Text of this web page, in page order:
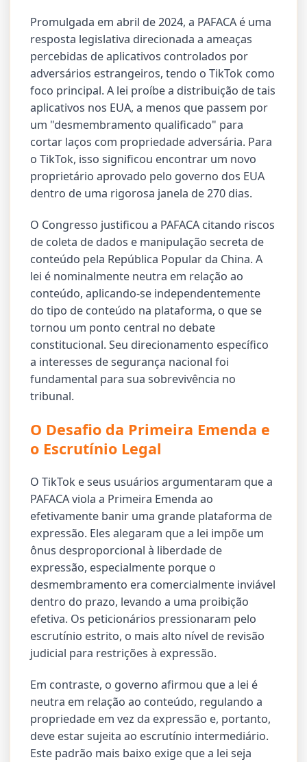
Promulgada em abril de 2024, a PAFACA é uma
resposta legislativa direcionada a ameaças
percebidas de aplicativos controlados por
adversários estrangeiros, tendo o TikTok como
foco principal. A lei proíbe a distribuição de tais
aplicativos nos EUA, a menos que passem por
um "desmembramento qualificado" para
cortar laços com propriedade adversária. Para
o TikTok, isso significou encontrar um novo
proprietário aprovado pelo governo dos EUA
dentro de uma rigorosa janela de 270 dias.
O Congresso justificou a PAFACA citando riscos
de coleta de dados e manipulação secreta de
conteúdo pela República Popular da China. A
lei é nominalmente neutra em relação ao
conteúdo, aplicando-se independentemente
do tipo de conteúdo na plataforma, o que se
tornou um ponto central no debate
constitucional. Seu direcionamento específico
a interesses de segurança nacional foi
fundamental para sua sobrevivência no
tribunal.
O Desafio da Primeira Emenda e
o Escrutínio Legal
O TikTok e seus usuários argumentaram que a
PAFACA viola a Primeira Emenda ao
efetivamente banir uma grande plataforma de
expressão. Eles alegaram que a lei impõe um
ônus desproporcional à liberdade de
expressão, especialmente porque o
desmembramento era comercialmente inviável
dentro do prazo, levando a uma proibição
efetiva. Os peticionários pressionaram pelo
escrutínio estrito, o mais alto nível de revisão
judicial para restrições à expressão.
Em contraste, o governo afirmou que a lei é
neutra em relação ao conteúdo, regulando a
propriedade em vez da expressão e, portanto,
deve estar sujeita ao escrutínio intermediário.
Este padrão mais baixo exige que a lei seja